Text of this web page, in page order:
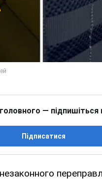
— підпишіться
Підписатися